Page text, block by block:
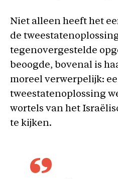
Niet alleen heeft het
de
tegenovergestelde
beoogde, bovenal is
moreel verwerpelijk:
tweestatenoplossing
wortels van het
te kijken.